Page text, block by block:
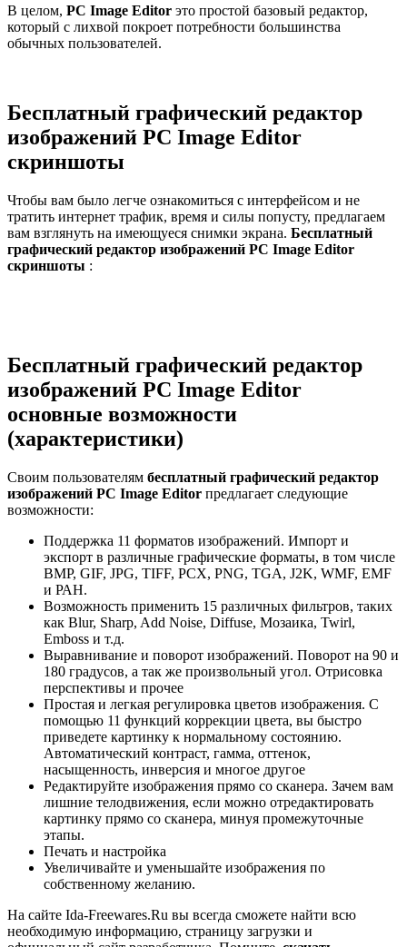
В целом, PC Image Editor это простой базовый редактор,
который с лихвой покроет потребности большинства
обычных пользователей.
Бесплатный графический редактор
изображений PC Image Editor
скриншоты
Чтобы вам было легче ознакомиться с интерфейсом и не
тратить интернет трафик, время и силы попусту, предлагаем
вам взглянуть на имеющуеся снимки экрана. Бесплатный
графический редактор изображений PC Image Editor
скриншоты :
Бесплатный графический редактор
изображений PC Image Editor
основные возможности
(характеристики)
Своим пользователям бесплатный графический редактор
изображений PC Image Editor предлагает следующие
возможности:
Поддержка 11 форматов изображений. Импорт и
экспорт в различные графические форматы, в том числе
BMP, GIF, JPG, TIFF, PCX, PNG, TGA, J2K, WMF, EMF
и РАН.
Возможность применить 15 различных фильтров, таких
как Blur, Sharp, Add Noise, Diffuse, Мозаика, Twirl,
Emboss и т.д.
Выравнивание и поворот изображений. Поворот на 90 и
180 градусов, а так же произвольный угол. Отрисовка
перспективы и прочее
Простая и легкая регулировка цветов изображения. С
помощью 11 функций коррекции цвета, вы быстро
приведете картинку к нормальному состоянию.
Автоматический контраст, гамма, оттенок,
насыщенность, инверсия и многое другое
Редактируйте изображения прямо со сканера. Зачем вам
лишние телодвижения, если можно отредактировать
картинку прямо со сканера, минуя промежуточные
этапы.
Печать и настройка
Увеличивайте и уменьшайте изображения по
собственному желанию.
На сайте Ida-Freewares.Ru вы всегда сможете найти всю
необходимую информацию, страницу загрузки и